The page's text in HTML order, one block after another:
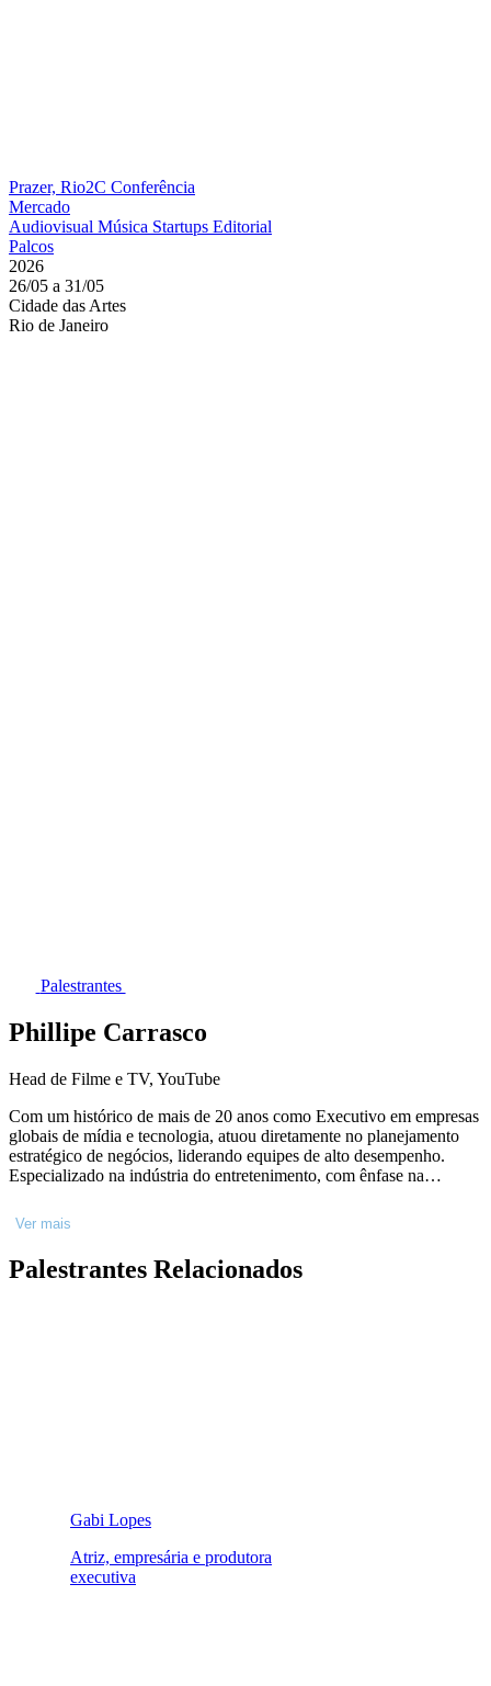
Prazer, Rio2C Conferência
Mercado
Audiovisual Música Startups Editorial
Palcos
2026
26/05 a 31/05
Cidade das Artes
Rio de Janeiro
Palestrantes
Phillipe Carrasco
Head de Filme e TV, YouTube
Com um histórico de mais de 20 anos como Executivo em empresas
globais de mídia e tecnologia, atuou diretamente no planejamento
estratégico de negócios, liderando equipes de alto desempenho.
Especializado na indústria do entretenimento, com ênfase na
incluindo OTT e VOD. Como investidor no mercado de economia
criativa, trabalha fomentando projetos audiovisuais . Reconhecido
com artistas, produtores de conteúdo e executivos de mídia
Ver mais
Palestrantes Relacionados
Gabi Lopes
Atriz, empresária e produtora
executiva